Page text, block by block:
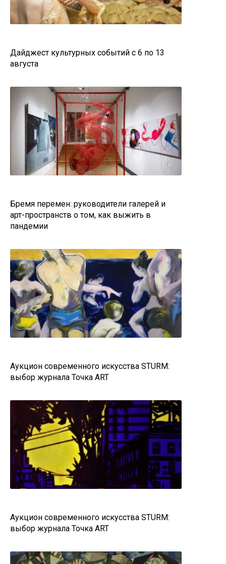
Дайджест культурных событий с 6 по 13
августа
Бремя перемен: руководители галерей и
арт-пространств о том, как выжить в
пандемии
Аукцион современного искусства STURM:
выбор журнала Точка ART
Аукцион современного искусства STURM:
выбор журнала Точка ART